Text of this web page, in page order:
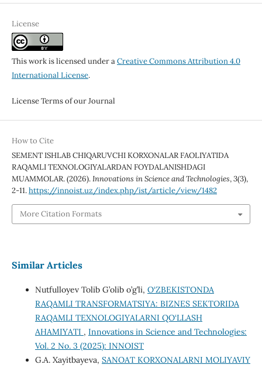
License
This work is licensed under aCreative Commons Attribution 4.0
International License.
License Terms of our Journal
How to Cite
SEMENT ISHLAB CHIQARUVCHI KORXONALAR FAOLIYATIDA
RAQAMLI TEXNOLOGIYALARDAN FOYDALANISHDAGI
MUAMMOLAR. (2026).Innovations in Science and Technologies,3(3),
2-11.https://innoist.uz/index.php/ist/article/view/1482
More Citation Formats
Similar Articles
Nutfulloyev Tolib G’olib o’g’li, O‘ZBEKISTONDA
RAQAMLI TRANSFORMATSIYA: BIZNES SEKTORIDA
RAQAMLI TEXNOLOGIYALARNI QO‘LLASH
AHAMIYATI , Innovations in Science and Technologies:
Vol. 2 No. 3 (2025): INNOIST
G.A. Xayitbayeva, SANOAT KORXONALARNI MOLIYAVIY